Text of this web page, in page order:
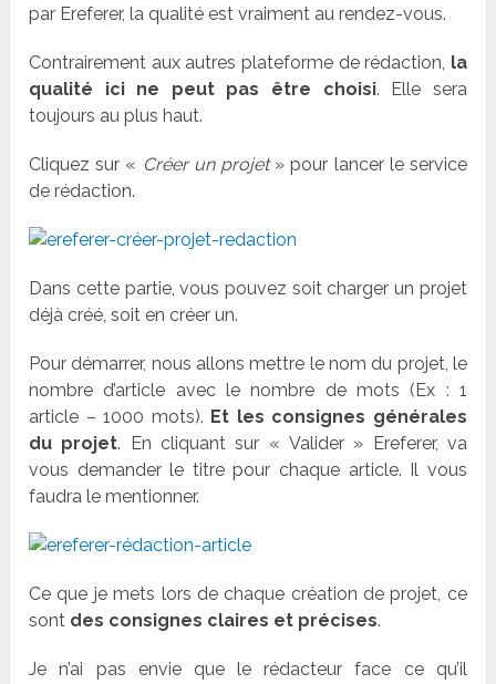
par Ereferer, la qualité est vraiment au rendez-vous.
Contrairement aux autres plateforme de rédaction, la
qualité ici ne peut pas être choisi. Elle sera
toujours au plus haut.
Cliquez sur « Créer un projet» pour lancer le service
de rédaction.
Dans cette partie, vous pouvez soit charger un projet
déjà créé, soit en créer un.
Pour démarrer, nous allons mettre le nom du projet, le
nombre d’article avec le nombre de mots (Ex : 1
article – 1000 mots). Et les consignes générales
du projet. En cliquant sur « Valider » Ereferer, va
vous demander le titre pour chaque article. Il vous
faudra le mentionner.
Ce que je mets lors de chaque création de projet, ce
sont des consignes claires et précises.
Je n’ai pas envie que le rédacteur face ce qu’il